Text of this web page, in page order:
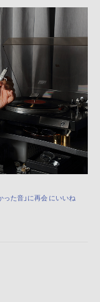
た音」に再会 にいいね